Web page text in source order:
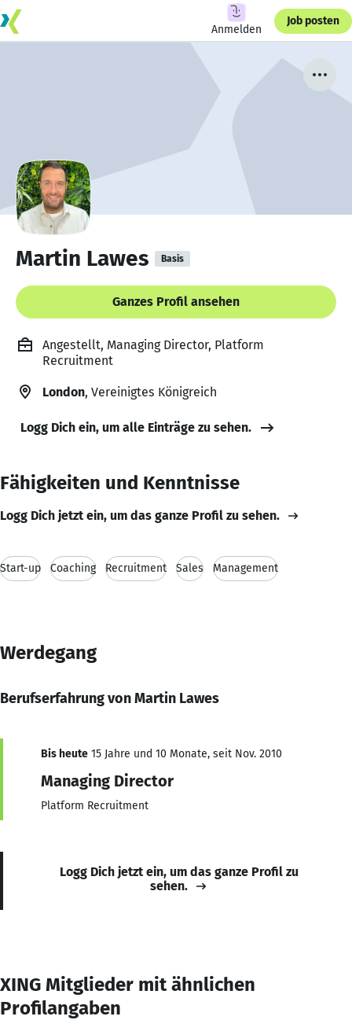
Anmelden
Job posten
Martin Lawes Basis
Ganzes Profil ansehen
Angestellt, Managing Director, Platform
Recruitment
London, Vereinigtes Königreich
Logg Dich ein, um alle Einträge zu sehen.
Fähigkeiten und Kenntnisse
Logg Dich jetzt ein, um das ganze Profil zu sehen.
Start-up Coaching Recruitment Sales Management
Werdegang
Berufserfahrung von Martin Lawes
Bis heute 15 Jahre und 10 Monate, seit Nov. 2010
Managing Director
Platform Recruitment
Logg Dich jetzt ein, um das ganze Profil zu
sehen.
XING Mitglieder mit ähnlichen
Profilangaben